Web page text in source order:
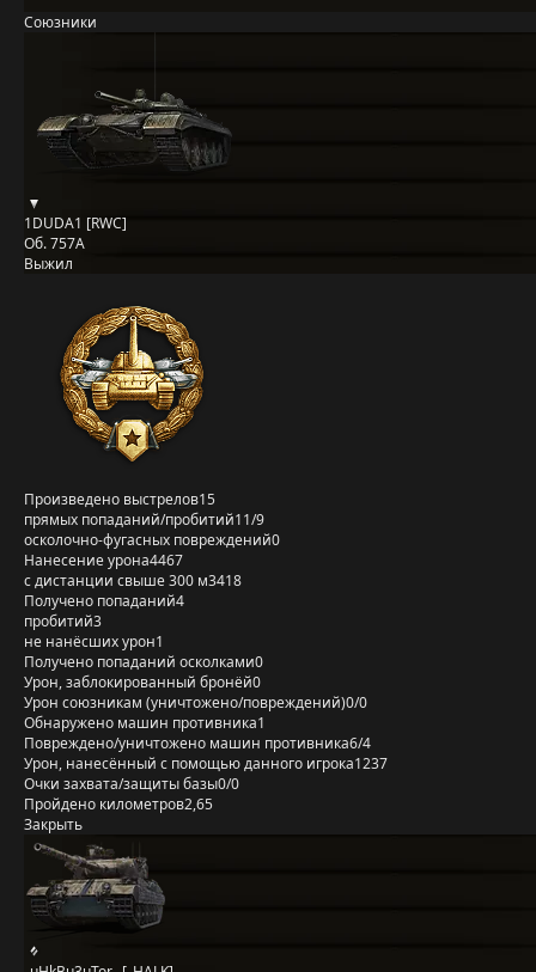
Союзники
1DUDA1 [RWC]
Об. 757А
Выжил
Произведено выстрелов15
прямых попаданий/пробитий11/9
осколочно-фугасных повреждений0
Нанесение урона4467
с дистанции свыше 300 м3418
Получено попаданий4
пробитий3
не нанёсших урон1
Получено попаданий осколками0
Урон, заблокированный бронёй0
Урон союзникам (уничтожено/повреждений)0/0
Обнаружено машин противника1
Повреждено/уничтожено машин противника6/4
Урон, нанесённый с помощью данного игрока1237
Очки захвата/защиты базы0/0
Пройдено километров2,65
Закрыть